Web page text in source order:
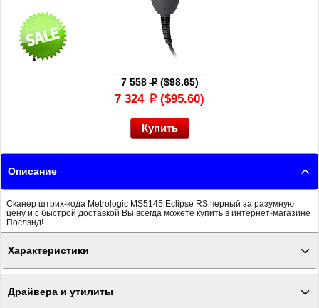
7 558p($98.65)
7 324 p ($95.60)
Описание
Сканер штрих-кода Metrologic MS5145 Eclipse RS черный за разумную
цену и с быстрой доставкой Вы всегда можете купить в интернет-магазине
Послэнд!
Характеристики
Драйвера и утилиты